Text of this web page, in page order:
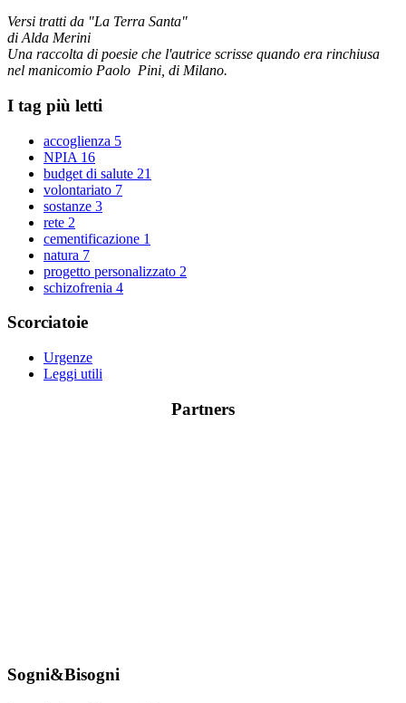
Versi tratti da "La Terra Santa"
di Alda Merini
Una raccolta di poesie che l'autrice scrisse quando era rinchiusa
nel manicomio Paolo Pini, di Milano.
I tag più letti
accoglienza 5
NPIA 16
budget di salute 21
volontariato 7
sostanze 3
rete 2
cementificazione 1
natura 7
progetto personalizzato 2
schizofrenia 4
Scorciatoie
Urgenze
Leggi utili
Partners
Sogni&Bisogni